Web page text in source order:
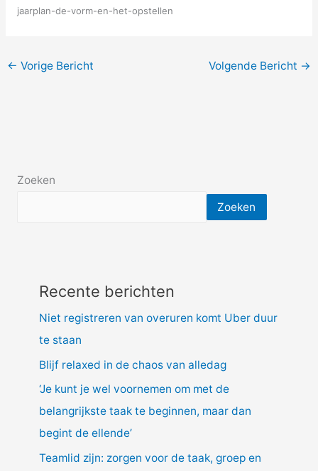
jaarplan-de-vorm-en-het-opstellen
← Vorige Bericht Volgende Bericht →
Zoeken
Zoeken
Recente berichten
Niet registreren van overuren komt Uber duur
te staan
Blijf relaxed in de chaos van alledag
‘Je kunt je wel voornemen om met de
belangrijkste taak te beginnen, maar dan
begint de ellende’
Teamlid zijn: zorgen voor de taak, groep en